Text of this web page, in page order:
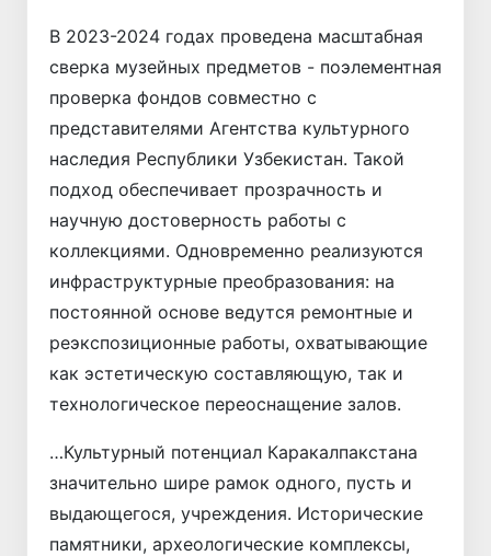
В 2023-2024 годах проведена масштабная
сверка музейных предметов - поэлементная
проверка фондов совместно с
представителями Агентства культурного
наследия Республики Узбекистан. Такой
подход обеспечивает прозрачность и
научную достоверность работы с
коллекциями. Одновременно реализуются
инфраструктурные преобразования: на
постоянной основе ведутся ремонтные и
реэкспозиционные работы, охватывающие
как эстетическую составляющую, так и
технологическое переоснащение залов.
…Культурный потенциал Каракалпакстана
значительно шире рамок одного, пусть и
выдающегося, учреждения. Исторические
памятники, археологические комплексы,